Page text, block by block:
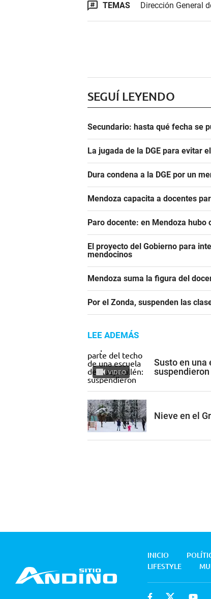
TEMAS Dirección General
SEGUÍ LEYENDO
Secundario: hasta qué fecha se
La jugada de la DGE para evitar
Dura condena a la DGE por un
Mendoza capacita a docentes
Paro docente: en Mendoza hubo
El proyecto del Gobierno para
mendocinos
Mendoza suma la figura del
Por el Zonda, suspenden las
LEE ADEMÁS
VIDEO
Susto en una
Nieve en el
INICIO
LIFESTYLE